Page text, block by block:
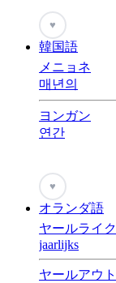
♥
韓国語
メニョネ
매년의
ヨンガン
연간
♥
オランダ語
ヤールライ
jaarlijks
ヤールアウ